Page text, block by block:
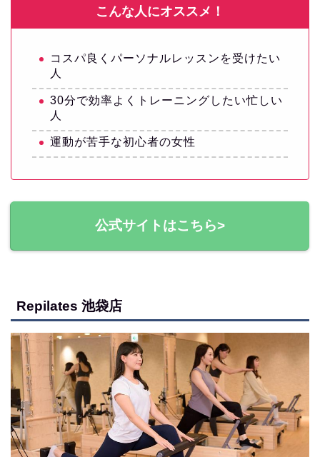
こんな人にオススメ！
コスパ良くパーソナルレッスンを受けたい
人
30分で効率よくトレーニングしたい忙しい
人
運動が苦手な初心者の女性
公式サイトはこちら>
Repilates 池袋店